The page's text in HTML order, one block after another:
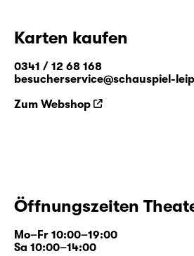
Karten kaufen
0341 / 12 68 168
besucherservice@schauspiel-
Zum Webshop
Öffnungszeiten
Mo–Fr 10:00–19:00
Sa 10:00–14:00